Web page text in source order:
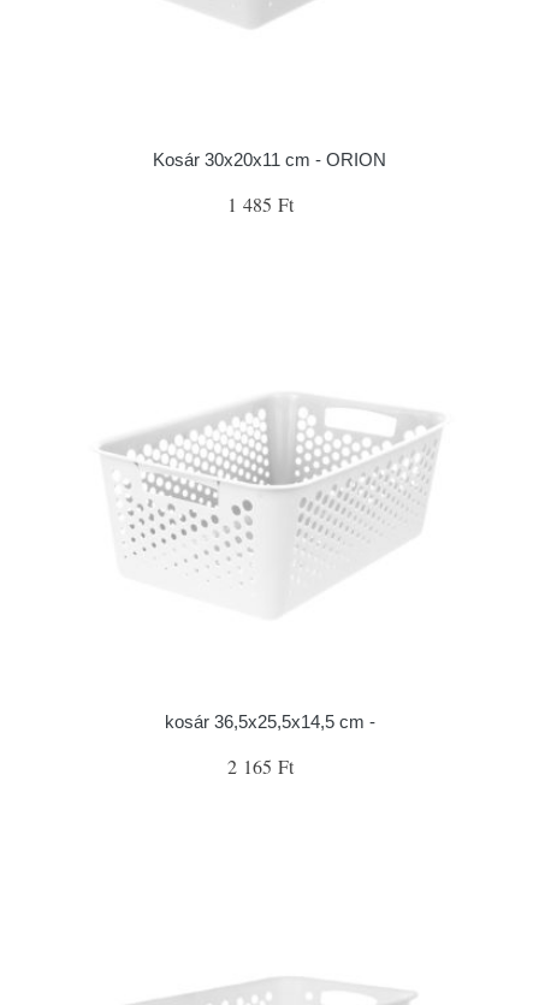
Kosár 30x20x11 cm - ORION
1 485 Ft
kosár 36,5x25,5x14,5 cm -
2 165 Ft